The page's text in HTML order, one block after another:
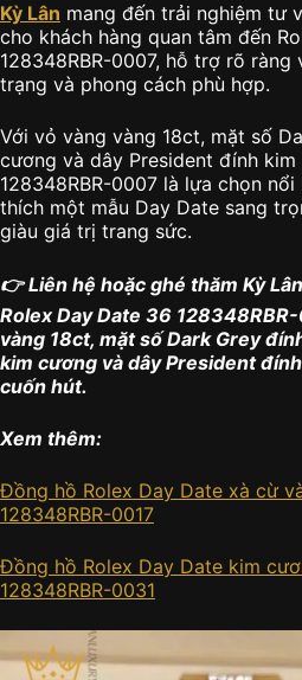
Kỳ Lân mang đến trải nghiệm tư
cho khách hàng quan tâm đến
128348RBR-0007, hỗ trợ rõ ràng
trạng và phong cách phù hợp.
Với vỏ vàng vàng 18ct, mặt số
cương và dây President đính kim
128348RBR-0007 là lựa chọn
thích một mẫu Day Date sang
giàu giá trị trang sức.
👉 Liên hệ hoặc ghé thăm Kỳ
Rolex Day Date 36
vàng 18ct, mặt số Dark Grey
kim cương và dây President
cuốn hút.
Xem thêm:
Đồng hồ Rolex Day Date xà cừ
128348RBR-0017
Đồng hồ Rolex Day Date kim
128348RBR-0031